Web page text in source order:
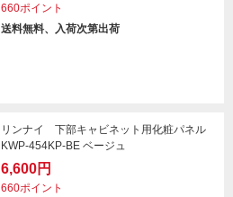
660ポイント
送料無料、入荷次第出荷
リンナイ 下部キャビネット用化粧パネル
KWP-454KP-BE ベージュ
6,600円
660ポイント